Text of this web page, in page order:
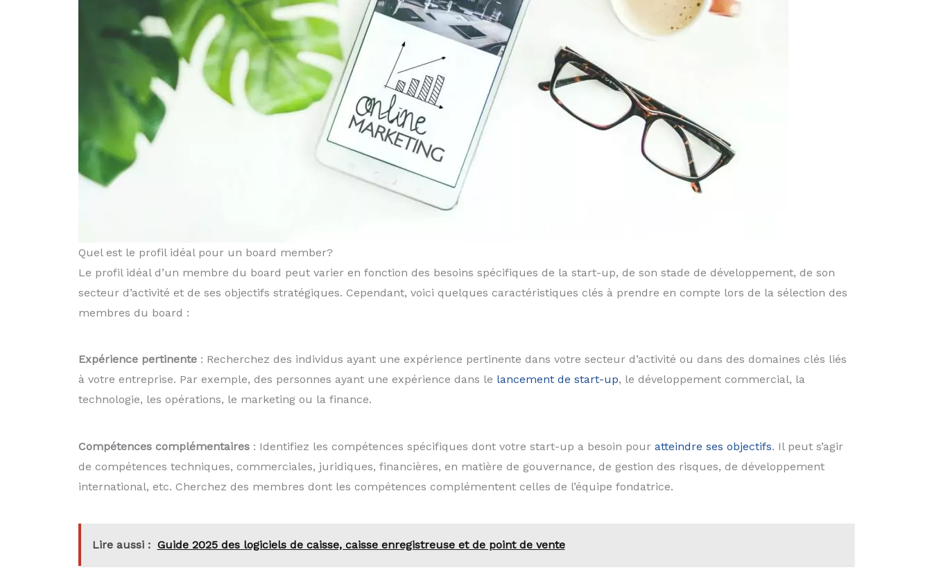
Quel est le profil idéal pour un board member?
Le profil idéal d’un membre du board peut varier en fonction des besoins spécifiques de la start-up, de son stade de développement, de son
secteur d’activité et de ses objectifs stratégiques. Cependant, voici quelques caractéristiques clés à prendre en compte lors de la sélection des
membres du board :
Expérience pertinente : Recherchez des individus ayant une expérience pertinente dans votre secteur d’activité ou dans des domaines clés liés
à votre entreprise. Par exemple, des personnes ayant une expérience dans le lancement de start-up, le développement commercial, la
technologie, les opérations, le marketing ou la finance.
Compétences complémentaires: Identifiez les compétences spécifiques dont votre start-up a besoin pour atteindre ses objectifs. Il peut s’agir
de compétences techniques, commerciales, juridiques, financières, en matière de gouvernance, de gestion des risques, de développement
international, etc. Cherchez des membres dont les compétences complémentent celles de l’équipe fondatrice.
Lire aussi : Guide 2025 des logiciels de caisse, caisse enregistreuse et de point de vente